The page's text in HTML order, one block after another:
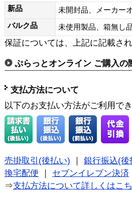
新品
未開封品、メーカー
バルク品
未使用製品、箱無
保証については、上記に記載さ
ぷらっとオンライン ご購入の
支払方法について
以下のお支払い方法がご利用で
売掛取引(後払い)
銀行振込(後
換宅配便
セブンイレブン決済
⇒支払方法について詳しくはこ